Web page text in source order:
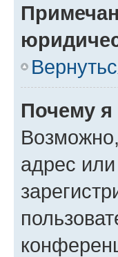
Почему я
адрес